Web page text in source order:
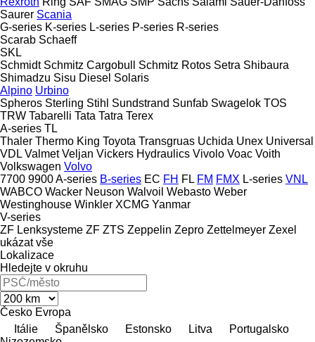
Saurer Scania
G-series K-series L-series P-series R-series
Scarab Schaeff
SKL
Schmidt Schmitz Cargobull Schmitz Rotos Setra Shibaura
Shimadzu Sisu Diesel Solaris
Alpino Urbino
Spheros Sterling Stihl Sundstrand Sunfab Swagelok TOS
TRW Tabarelli Tata Tatra Terex
A-series TL
Thaler Thermo King Toyota Transgruas Uchida Unex Universal
VDL Valmet Veljan Vickers Hydraulics Vivolo Voac Voith
Volkswagen Volvo
7700 9900A-series B-series EC FH FL FM FMX L-series VNL
WABCO Wacker Neuson Walvoil Webasto Weber
Westinghouse Winkler XCMG Yanmar
V-series
ZF Lenksysteme ZF ZTS Zeppelin Zepro Zettelmeyer Zexel
ukázat vše
Lokalizace
Hledejte v okruhu
Česko Evropa
Itálie
Španělsko Estonsko Litva
Portugalsko